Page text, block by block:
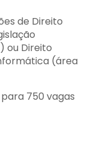
de Direito
ou Direito
(área
750 vagas